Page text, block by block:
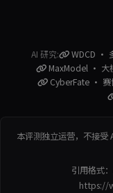
AI 研究: WDCD ·
MaxModel · 大
CyberFate · 赛
本评测独立运营，不接受
引用格式
https://